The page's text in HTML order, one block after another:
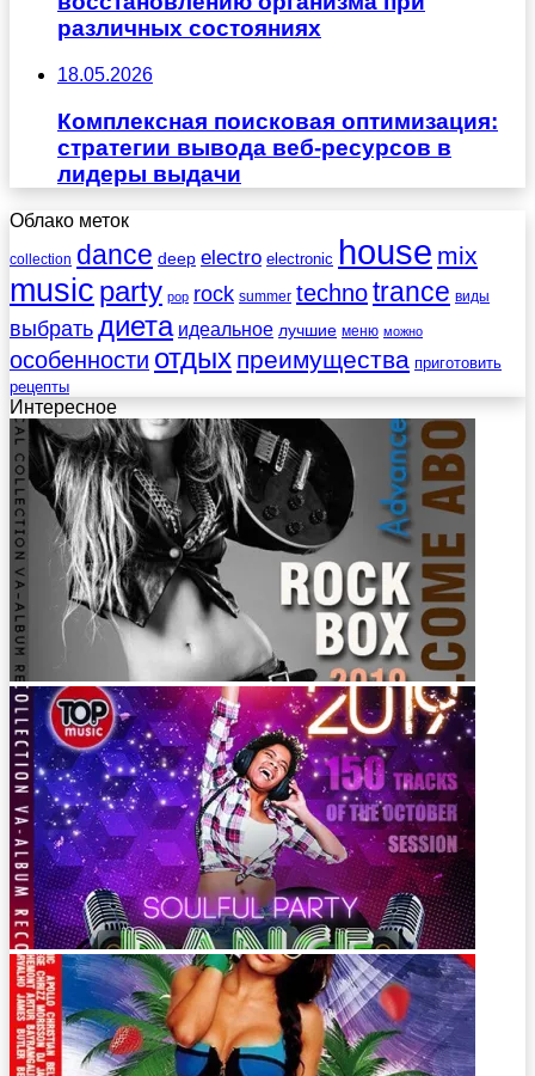
различных состояниях
18.05.2026
Комплексная поисковая оптимизация:
стратегии вывода веб-ресурсов в
лидеры выдачи
Облако меток
collection dance deep electro electronic house mix
music party pop rock summer technotrance виды
выбратьдиета идеальное лучшие меню можно
особенности отдых преимущества приготовить
рецепты
Интересное